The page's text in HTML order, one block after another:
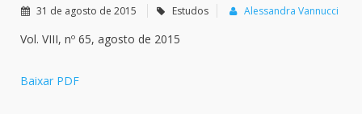
31 de agosto de 2015 Estudos Alessandra Vannucci
Vol. VIII, nº 65, agosto de 2015
Baixar PDF